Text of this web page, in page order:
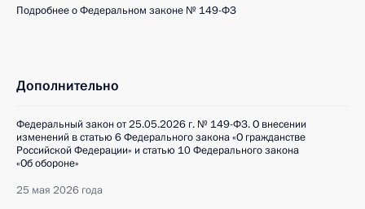
Подробнее о Федеральном законе № 149-ФЗ
Дополнительно
Федеральный закон от 25.05.2026 г. № 149-ФЗ. О внесении
изменений в статью 6 Федерального закона «О гражданстве
Российской Федерации» и статью 10 Федерального закона
«Об обороне»
25 мая 2026 года